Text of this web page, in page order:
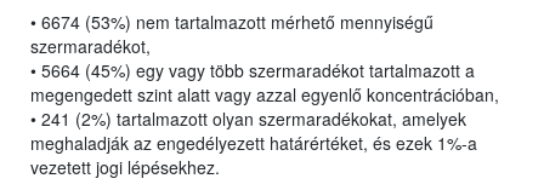
• 6674 (53%) nem tartalmazott mérhető mennyiségű
szermaradékot,
• 5664 (45%) egy vagy több szermaradékot tartalmazott a
megengedett szint alatt vagy azzal egyenlő koncentrációban,
• 241 (2%) tartalmazott olyan szermaradékokat, amelyek
meghaladják az engedélyezett határértéket, és ezek 1%-a
vezetett jogi lépésekhez.